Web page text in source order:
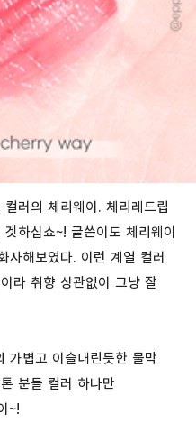
러의 체리웨이. 체리레드립
하십쇼~! 글쓴이도 체리웨이
사해보였다. 이런 계열 컬러
라 취향 상관없이 그냥 잘
가볍고 이슬내린듯한 물막
분들 컬러 하나만
~!